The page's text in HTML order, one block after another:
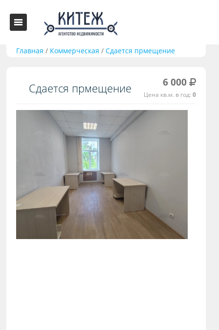
Главная / Коммерческая /Сдается прмещение
Сдается прмещение 6 000
Цена кв.м. в год:0